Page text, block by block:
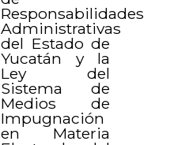
Responsabilidades
Administrativas
del Estado de
Yucatán y la
Ley del
Sistema de
Medios de
Impugnación
en Materia